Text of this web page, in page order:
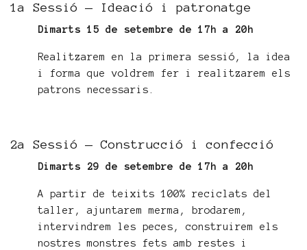
1a Sessió — Ideació i patronatge
Dimarts 15 de setembre de 17h a 20h
Realitzarem en la primera sessió, la idea
i forma que voldrem fer i realitzarem els
patrons necessaris.
2a Sessió — Construcció i confecció
Dimarts 29 de setembre de 17h a 20h
A partir de teixits 100% reciclats del
taller, ajuntarem merma, brodarem,
intervindrem les peces, construirem els
nostres monstres fets amb restes i